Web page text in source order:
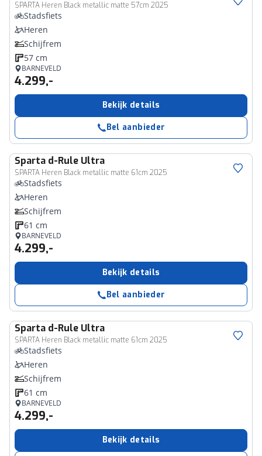
SPARTA Heren Black metallic matte 57cm 2025
Stadsfiets
Heren
Schijfrem
57 cm
BARNEVELD
4.299,-
Bekijk details
Bel aanbieder
Sparta d-Rule Ultra
SPARTA Heren Black metallic matte 61cm 2025
Stadsfiets
Heren
Schijfrem
61 cm
BARNEVELD
4.299,-
Bekijk details
Bel aanbieder
Sparta d-Rule Ultra
SPARTA Heren Black metallic matte 61cm 2025
Stadsfiets
Heren
Schijfrem
61 cm
BARNEVELD
4.299,-
Bekijk details